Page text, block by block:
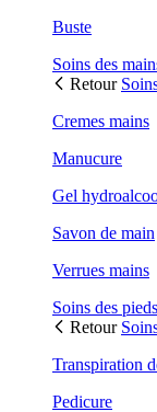
Buste
Soins des
Retour
Cremes mains
Manucure
Gel
Savon de main
Verrues mains
Soins des pieds
Retour
Transpiration
Pedicure